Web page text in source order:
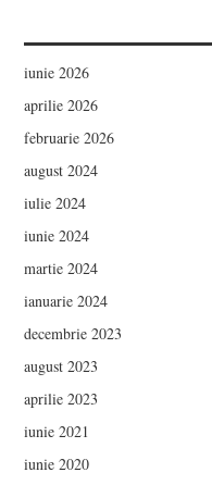
iunie 2026
aprilie 2026
februarie 2026
august 2024
iulie 2024
iunie 2024
martie 2024
ianuarie 2024
decembrie 2023
august 2023
aprilie 2023
iunie 2021
iunie 2020